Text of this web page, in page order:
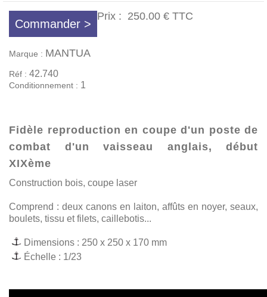
Commander >
Prix : 250.00 € TTC
Marque : MANTUA
Réf : 42.740
Conditionnement : 1
Fidèle reproduction en coupe d'un poste de
combat d'un vaisseau anglais, début
XIXème
Construction bois, coupe laser
Comprend : deux canons en laiton, affûts en noyer, seaux,
boulets, tissu et filets, caillebotis...
Dimensions : 250 x 250 x 170 mm
Échelle : 1/23